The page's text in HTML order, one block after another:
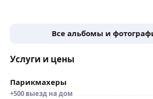
Все альбомы и
Услуги и цены
Парикмахеры
+500 выезд на дом